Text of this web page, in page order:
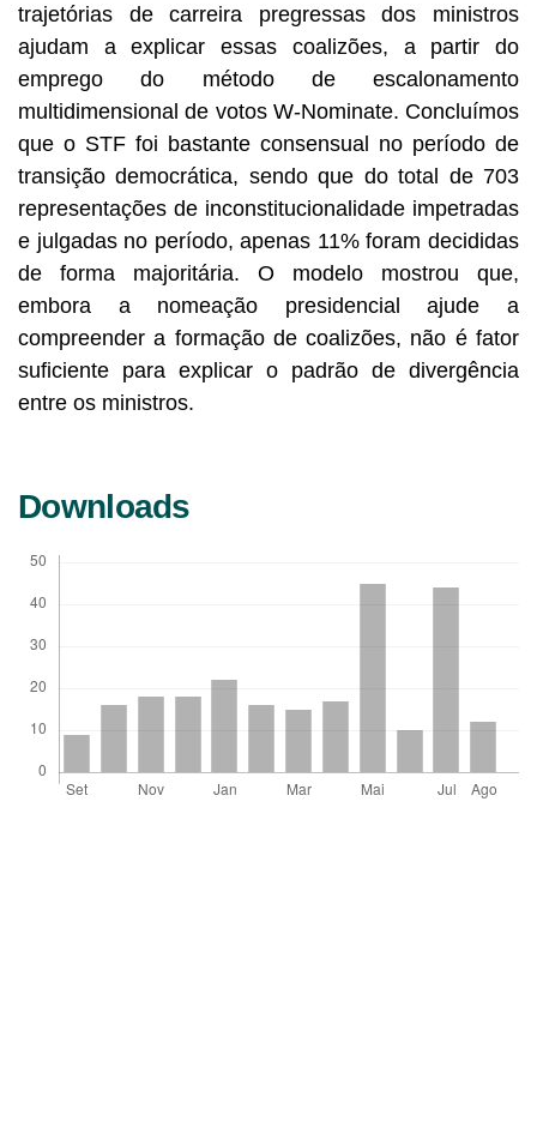
trajetórias de carreira pregressas dos ministros
ajudam a explicar essas coalizões, a partir do
emprego do método de escalonamento
multidimensional de votos W-Nominate. Concluímos
que o STF foi bastante consensual no período de
transição democrática, sendo que do total de 703
representações de inconstitucionalidade impetradas
e julgadas no período, apenas 11% foram decididas
de forma majoritária. O modelo mostrou que,
embora a nomeação presidencial ajude a
compreender a formação de coalizões, não é fator
suficiente para explicar o padrão de divergência
entre os ministros.
Downloads